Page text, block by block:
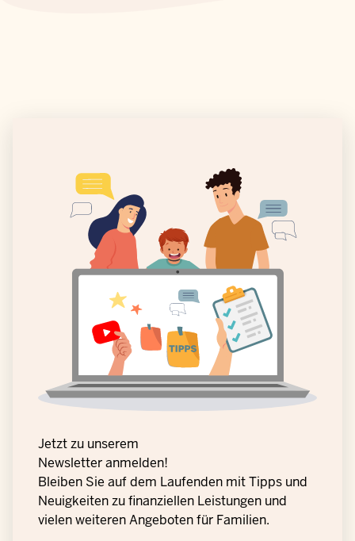
Jetzt zu unserem
Newsletter anmelden!
Bleiben Sie auf dem Laufenden mit Tipps und
Neuigkeiten zu finanziellen Leistungen und
vielen weiteren Angeboten für Familien.